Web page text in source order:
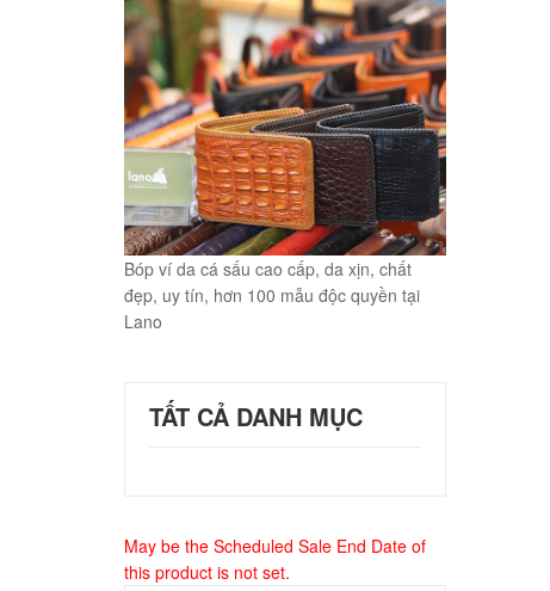
Bóp ví da cá sấu cao cấp, da xịn, chất
đẹp, uy tín, hơn 100 mẫu độc quyền tại
Lano
TẤT CẢ DANH MỤC
May be the Scheduled Sale End Date of
this product is not set.